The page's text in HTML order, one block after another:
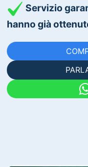
Servizio
hanno già